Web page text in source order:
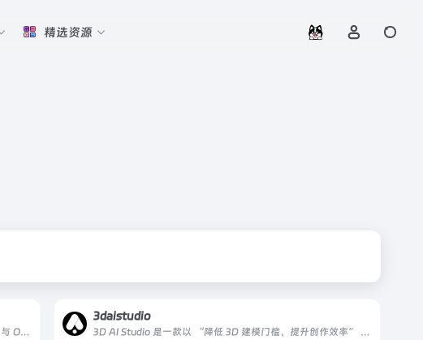
精选资源
核心依托自研的 Rodin 系列生成模型（Gen-1.5/Gen-2）与 OmniCraft 工具生态，实现 “从文本 / 图像到生产级 3D 资产” 的全流程覆盖
3daistudio
3D AI Studio 是一款以 “降低 3D 建模门槛、提升创作效率” 为核心的 AI 驱动型 3D 内容生成平台，主打 “文本 / 图像输入→秒级生成 3D 模型” 的全流程自动化体验